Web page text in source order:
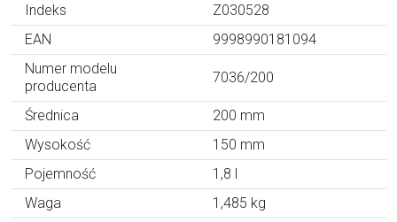
Indeks
Z030528
EAN
9998990181094
Numer modelu
producenta
7036/200
Średnica
200 mm
Wysokość
150 mm
Pojemność
1,8 l
Waga
1,485 kg